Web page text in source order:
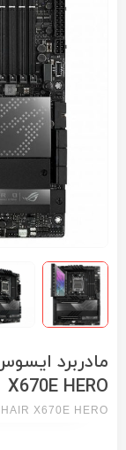
X670E HERO
X670E HERO